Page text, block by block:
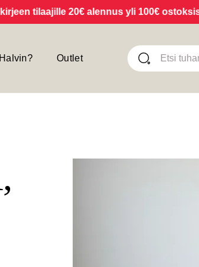
tilaajille 20€ alennus yli 100€ ostoksista!
Outlet